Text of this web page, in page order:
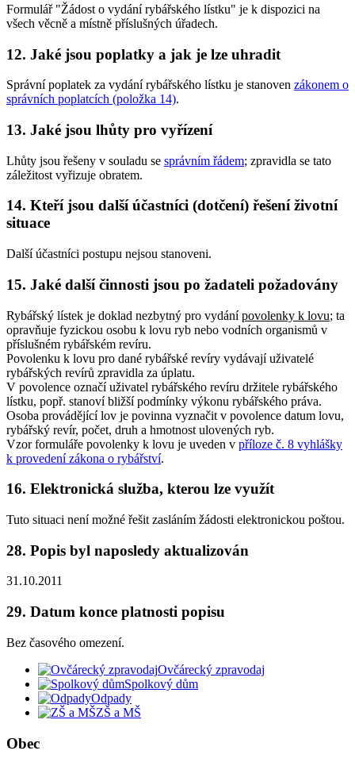
Formulář "Žádost o vydání rybářského lístku" je k dispozici na
všech věcně a místně příslušných úřadech.
12. Jaké jsou poplatky a jak je lze uhradit
Správní poplatek za vydání rybářského lístku je stanoven zákonem o
správních poplatcích (položka 14).
13. Jaké jsou lhůty pro vyřízení
Lhůty jsou řešeny v souladu se správním řádem; zpravidla se tato
záležitost vyřizuje obratem.
14. Kteří jsou další účastníci (dotčení) řešení životní
situace
Další účastníci postupu nejsou stanoveni.
15. Jaké další činnosti jsou po žadateli požadovány
Rybářský lístek je doklad nezbytný pro vydánípovolenky k lovu; ta
opravňuje fyzickou osobu k lovu ryb nebo vodních organismů v
příslušném rybářském revíru.
Povolenku k lovu pro dané rybářské revíry vydávají uživatelé
rybářských revírů zpravidla za úplatu.
V povolence označí uživatel rybářského revíru držitele rybářského
lístku, popř. stanoví bližší podmínky výkonu rybářského práva.
Osoba provádějící lov je povinna vyznačit v povolence datum lovu,
rybářský revír, počet, druh a hmotnost ulovených ryb.
Vzor formuláře povolenky k lovu je uveden v příloze č. 8 vyhlášky
k provedení zákona o rybářství.
16. Elektronická služba, kterou lze využít
Tuto situaci není možné řešit zasláním žádosti elektronickou poštou.
28. Popis byl naposledy aktualizován
31.10.2011
29. Datum konce platnosti popisu
Bez časového omezení.
Ovčárecký zpravodaj
Spolkový dům
Odpady
ZŠ a MŠ
Obec